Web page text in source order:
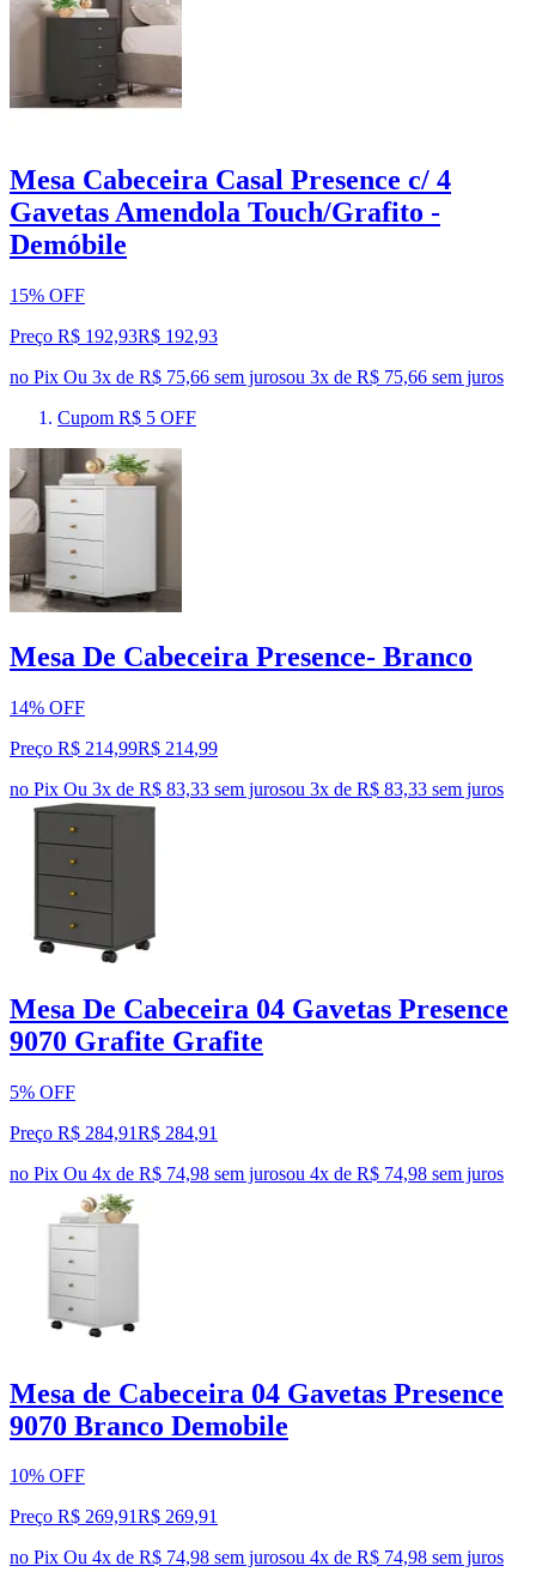
Mesa Cabeceira Casal Presence c/ 4
Gavetas Amendola Touch/Grafito -
Demóbile
15% OFF
Preço R$ 192,93R$ 192,93
no Pix Ou 3x de R$ 75,66 sem jurosou 3x de R$ 75,66 sem juros
Cupom R$ 5 OFF
Mesa De Cabeceira Presence- Branco
14% OFF
Preço R$ 214,99R$ 214,99
no Pix Ou 3x de R$ 83,33 sem jurosou 3x de R$ 83,33 sem juros
Mesa De Cabeceira 04 Gavetas Presence
9070 Grafite Grafite
5% OFF
Preço R$ 284,91R$ 284,91
no Pix Ou 4x de R$ 74,98 sem jurosou 4x de R$ 74,98 sem juros
Mesa de Cabeceira 04 Gavetas Presence
9070 Branco Demobile
10% OFF
Preço R$ 269,91R$ 269,91
no Pix Ou 4x de R$ 74,98 sem jurosou 4x de R$ 74,98 sem juros